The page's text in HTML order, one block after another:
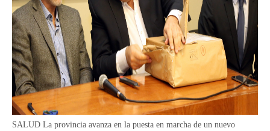
SALUD La provincia avanza en la puesta en marcha de un nuevo